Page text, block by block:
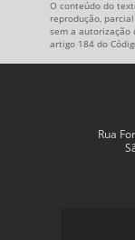
O conteúdo do
reprodução,
sem a autorização
artigo 184 do
Rua